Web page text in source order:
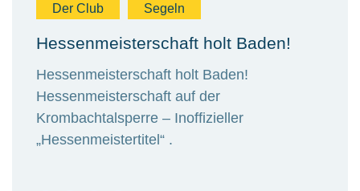
Der Club Segeln
Hessenmeisterschaft holt Baden!
Hessenmeisterschaft holt Baden!
Hessenmeisterschaft auf der
Krombachtalsperre – Inoffizieller
„Hessenmeistertitel“ .